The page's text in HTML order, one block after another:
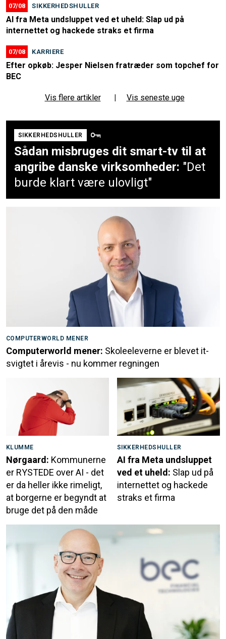
07/08 SIKKERHEDSHULLER
AI fra Meta undsluppet ved et uheld: Slap ud på
internettet og hackede straks et firma
07/08 KARRIERE
Efter opkøb: Jesper Nielsen fratræder som topchef for
BEC
Vis flere artikler Vis seneste uge
SIKKERHEDSHULLER
Sådan misbruges dit smart-tv til at
angribe danske virksomheder: "Det
burde klart være ulovligt"
COMPUTERWORLD MENER
Computerworld mener: Skoleeleverne er blevet it-
svigtet i årevis - nu kommer regningen
KLUMME
Nørgaard: Kommunerne
er RYSTEDE over AI - det
er da heller ikke rimeligt,
at borgerne er begyndt at
bruge det på den måde
SIKKERHEDSHULLER
AI fra Meta undsluppet
ved et uheld: Slap ud på
internettet og hackede
straks et firma